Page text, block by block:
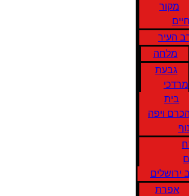
מקור
חיים
העיר
מלחה
גבעת
מרדכי
בית
הכרם ויפה
נוף
ירושלים
אפרת